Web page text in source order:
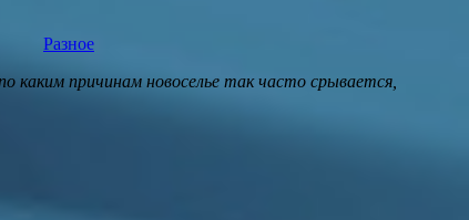
Разное
причинам новоселье так часто срывается,